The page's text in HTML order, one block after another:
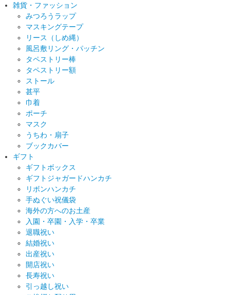
雑貨・ファッション
みつろうラップ
マスキングテープ
リース（しめ縄）
風呂敷リング・パッチン
タペストリー棒
タペストリー額
ストール
甚平
巾着
ポーチ
マスク
うちわ・扇子
ブックカバー
ギフト
ギフトボックス
ギフトジャガードハンカチ
リボンハンカチ
手ぬぐい祝儀袋
海外の方へのお土産
入園・卒園・入学・卒業
退職祝い
結婚祝い
出産祝い
開店祝い
長寿祝い
引っ越し祝い